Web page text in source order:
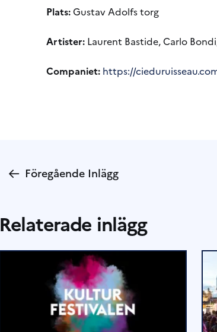
Plats:Gustav Adolfs torg
Artister: Laurent Bastide, Carlo
Companiet: https://
← Föregående Inlägg
Relaterade inlägg